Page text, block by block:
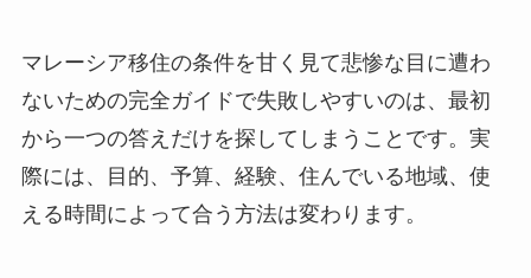
マレーシア移住の条件を甘く見て悲惨な目に遭わ
ないための完全ガイドで失敗しやすいのは、最初
から一つの答えだけを探してしまうことです。実
際には、目的、予算、経験、住んでいる地域、使
える時間によって合う方法は変わります。